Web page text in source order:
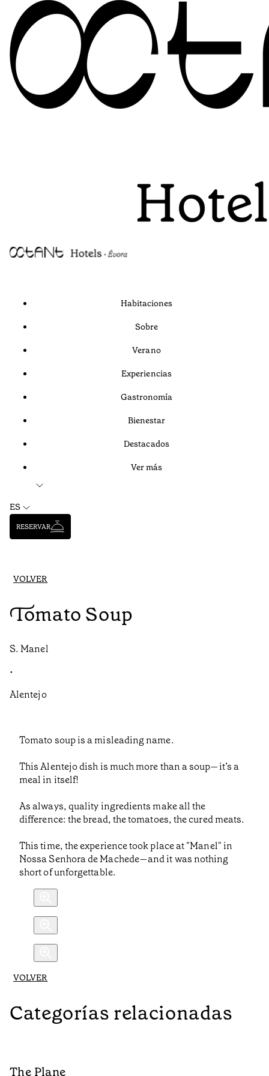
Habitaciones
Sobre
Verano
Experiencias
Gastronomía
Bienestar
Destacados
Ver más
ES
RESERVAR
VOLVER
Tomato Soup
S. Manel
•
Alentejo
Tomato soup is a misleading name.
This Alentejo dish is much more than a soup—it’s a
meal in itself!
As always, quality ingredients make all the
difference: the bread, the tomatoes, the cured meats.
This time, the experience took place at "Manel" in
Nossa Senhora de Machede—and it was nothing
short of unforgettable.
VOLVER
Categorías relacionadas
The Plane